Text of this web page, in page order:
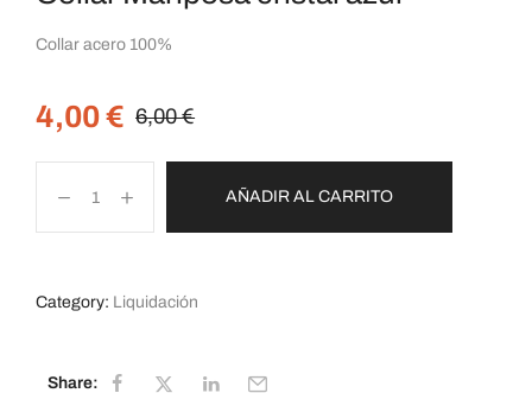
Collar acero 100%
6,00€
4,00€
AÑADIR AL CARRITO
Category: Liquidación
Share: